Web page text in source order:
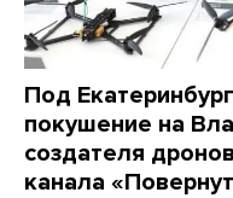
Под
покушение на
создателя
канала